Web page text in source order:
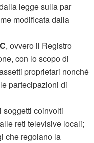
legge sulla par
modificata dalla
, ovvero il Registro
con lo scopo di
proprietari nonché
partecipazioni di
soggetti coinvolti
reti televisive locali;
che regolano la